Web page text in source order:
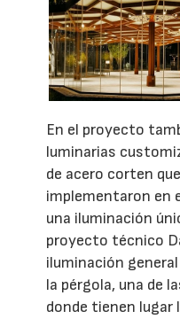
En el proyecto
luminarias
de acero corten
implementaron en
una iluminación
proyecto técnico
iluminación
la pérgola, una de
donde tienen lugar